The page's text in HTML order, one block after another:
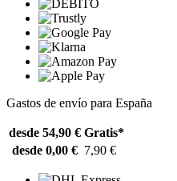
Gastos de envío para España
desde 54,90 € Gratis*
desde 0,00 € 7,90 €